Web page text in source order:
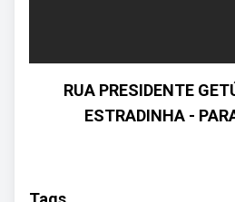
RUA PRESIDENTE
ESTRADINHA -